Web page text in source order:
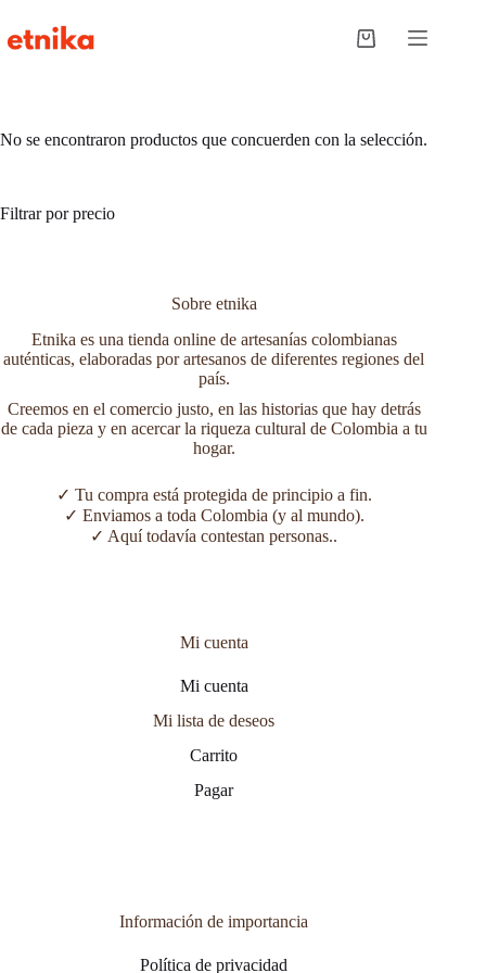
contenido
Carro
No se encontraron productos que concuerden con la selección.
Filtrar por precio
Sobre etnika
Etnika es una tienda online de artesanías colombianas
auténticas, elaboradas por artesanos de diferentes regiones del
país.
Creemos en el comercio justo, en las historias que hay detrás
de cada pieza y en acercar la riqueza cultural de Colombia a tu
hogar.
✓ Tu compra está protegida de principio a fin.
✓ Enviamos a toda Colombia (y al mundo).
✓ Aquí todavía contestan personas..
Mi cuenta
Mi cuenta
Mi lista de deseos
Carrito
Pagar
Información de importancia
Política de privacidad